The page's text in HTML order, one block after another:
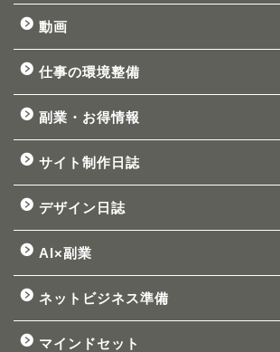
動画
仕事の環境整備
副業・お得情報
サイト制作日誌
デザイン日誌
AI×副業
ネットビジネス準備
マインドセット